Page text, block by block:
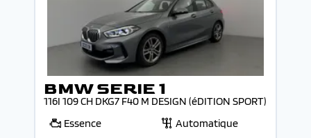
BMW SERIE 1
116I 109 CH DKG7 F40 M DESIGN (éDITION SPORT)
Essence
Automatique